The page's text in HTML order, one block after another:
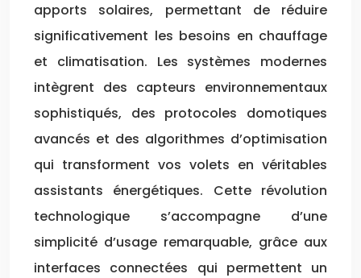
apports solaires, permettant de réduire
significativement les besoins en chauffage
et climatisation. Les systèmes modernes
intègrent des capteurs environnementaux
sophistiqués, des protocoles domotiques
avancés et des algorithmes d’optimisation
qui transforment vos volets en véritables
assistants énergétiques. Cette révolution
technologique s’accompagne d’une
simplicité d’usage remarquable, grâce aux
interfaces connectées qui permettent un